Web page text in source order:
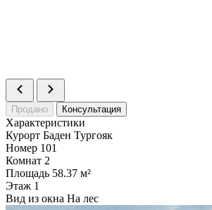
Продано Консультация
Характеристики
Курорт Баден Тургояк
Номер 101
Комнат 2
Площадь 58.37 м²
Этаж 1
Вид из окна На лес